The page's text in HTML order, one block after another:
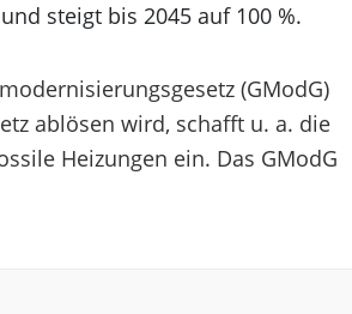
steigt bis 2045 auf 100 %.
(GModG)
ablösen wird, schafft u. a. die
Heizungen ein. Das GModG